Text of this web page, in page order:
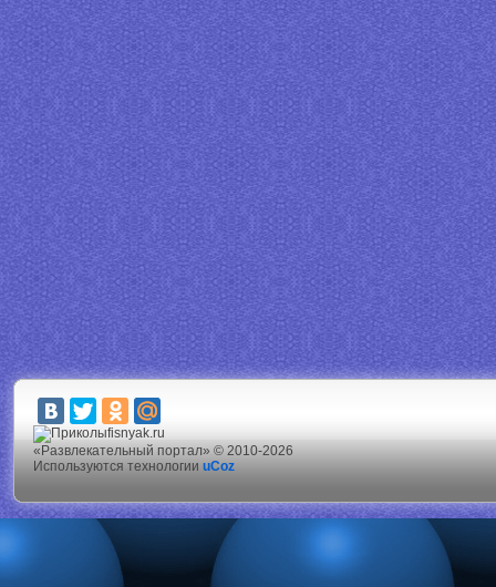
fisnyak.ru
«Развлекательный портал» © 2010-2026
Используются технологии uCoz